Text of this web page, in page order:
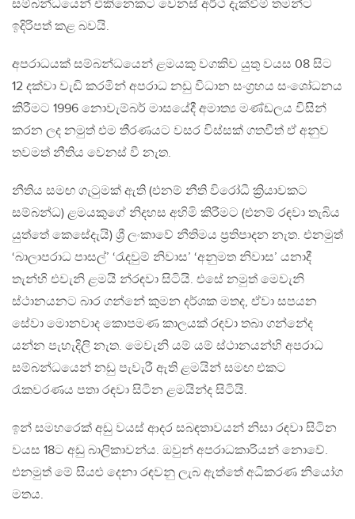
සම්බන්ධයෙන් එකිනෙකට වෙනස් අර්ථ දැක්වීම් තමන්ට
ඉදිරිපත් කළ බවයි.
අපරාධයක් සම්බන්ධයෙන් ළමයකු වගකිව යුතු වයස 08 සිට
12 දක්වා වැඩි කරමින් අපරාධ නඩු විධාන සංග්‍රහය සංශෝධනය
කිරීමට 1996 නොවැම්බර් මාසයේදී අමාත්‍ය මණ්ඩලය විසින්
කරන ලද නමුත් එම තීරණයට වසර විස්සක් ගතවීත් ඒ අනුව
තවමත් නීතිය වෙනස් වී නැත.
නීතිය සමඟ ගැටුමක් ඇති (එනම් නීති විරෝධී ක්‍රියාවකට
සම්බන්ධ) ළමයකුගේ නිදහස අහිමි කිරීමට (එනම් රඳවා තැබිය
යුත්තේ කෙසේදැයි) ශ්‍රී ලංකාවේ නීතිමය ප්‍රතිපාදන නැත. එනමුත්
‘බාලාපරාධ පාසල්’ ‘රැදවුම් නිවාස’ ‘අනුමත නිවාස’ යනාදී
තැන්හි එවැනි ළමයි න්රඳවා සිටියි. එසේ නමුත් මෙවැනි
ස්ථානයනට බාර ගන්නේ කුමන දර්ශක මතද, ඒවා සපයන
සේවා මොනවාද කොපමණ කාලයක් රඳවා තබා ගන්නේද
යන්න පැහැදිලි නැත. මෙවැනි යම් යම් ස්ථානයන්හි අපරාධ
සම්බන්ධයෙන් නඩු පැවැරී ඇති ළමයින් සමඟ එකට
රැකවරණය පතා රඳවා සිටින ළමයින්ද සිටියි.
ඉන් සමහරෙක් අඩු වයස් ආදර සබඳතාවයන් නිසා රඳවා සිටින
වයස 18ට අඩු බාලිකාවන්ය. ඔවුන් අපරාධකාරියන් නොවේ.
එනමුත් මේ සියළු දෙනා රඳවනු ලැබ ඇත්තේ අධිකරණ නියෝග
මතය.